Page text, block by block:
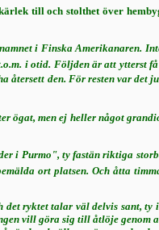
till och stolthet över
i Finska Amerikanaren.
i otid. Följ­den är att ytterst få
återsett den. För resten var det
ögat, men ej heller något
i Purmo", ty fastän riktiga
ort plat­sen. Och åtta
ryktet talar väl delvis sant, ty
vill göra sig till åtlöje genom